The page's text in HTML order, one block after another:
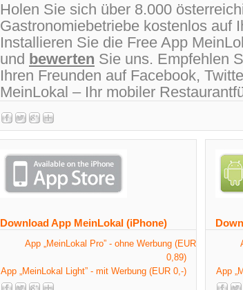
Holen Sie sich über 8.000
Gastronomiebetriebe kostenlos auf
Installieren Sie die Free App
und bewerten Sie uns. Empfehlen
Ihren Freunden auf Facebook,
MeinLokal – Ihr mobiler
Download App MeinLokal (iPhone)
App „MeinLokal Pro” - ohne Werbung (EUR
0,89)
App „MeinLokal Light” - mit Werbung (EUR 0,-)
App